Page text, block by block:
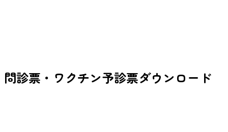
問診票・ワクチン予診票ダウンロード